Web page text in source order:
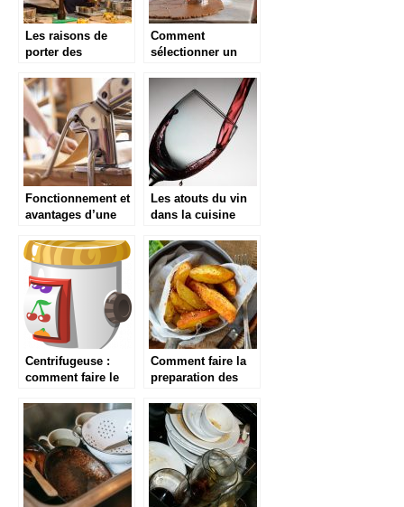
Les raisons de
porter des
cuisine
appropriées
Comment
sélectionner un
Fonctionnement et
avantages d’une
Les atouts du vin
dans la cuisine
Centrifugeuse :
comment faire le
Comment faire la
preparation des
accompagnees
avec une friteuse ?